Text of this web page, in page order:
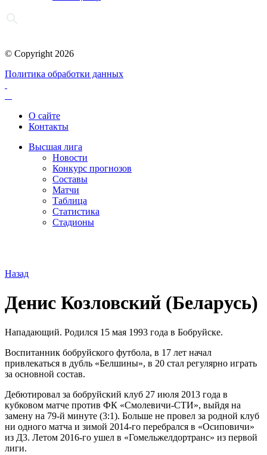
© Copyright 2026
Политика обработки данных
О сайте
Контакты
Высшая лига
Новости
Конкурс прогнозов
Составы
Матчи
Таблица
Статистика
Стадионы
Назад
Денис Козловский (Беларусь)
Нападающий. Родился 15 мая 1993 года в Бобруйске.
Воспитанник бобруйского футбола, в 17 лет начал
привлекаться в дубль «Белшины», в 20 стал регулярно играть
за основной состав.
Дебютировал за бобруйский клуб 27 июля 2013 года в
кубковом матче против ФК «Смолевичи-СТИ», выйдя на
замену на 79-й минуте (3:1). Больше не провел за родной клуб
ни одного матча и зимой 2014-го перебрался в «Осиповичи»
из Д3. Летом 2016-го ушел в «Гомельжелдортранс» из первой
лиги.